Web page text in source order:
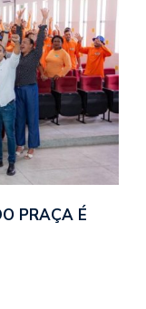
PRAÇA É